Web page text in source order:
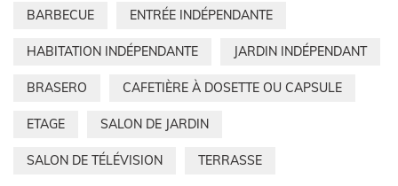
BARBECUE ENTRÉE INDÉPENDANTE
HABITATION INDÉPENDANTE JARDIN INDÉPENDANT
BRASERO CAFETIÈRE À DOSETTE OU CAPSULE
ETAGE SALON DE JARDIN
SALON DE TÉLÉVISION TERRASSE